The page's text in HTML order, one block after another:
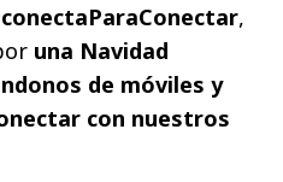
,
una Navidad
de móviles y
con nuestros